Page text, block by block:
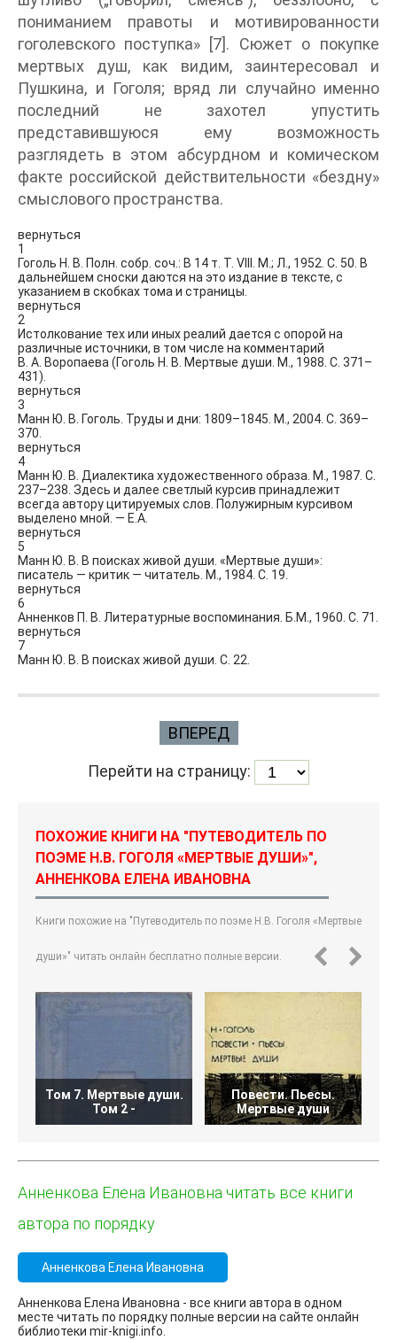
пониманием правоты и мотивированности
гоголевского поступка» [7]. Сюжет о покупке
мертвых душ, как видим, заинтересовал и
Пушкина, и Гоголя; вряд ли случайно именно
последний не захотел упустить
представившуюся ему возможность
разглядеть в этом абсурдном и комическом
факте российской действительности «бездну»
смыслового пространства.
вернуться
1
Гоголь Н. В. Полн. собр. соч.: В 14 т. Т. VIII. М.; Л., 1952. С. 50. В
дальнейшем сноски даются на это издание в тексте, с
указанием в скобках тома и страницы.
вернуться
2
Истолкование тех или иных реалий дается с опорой на
различные источники, в том числе на комментарий
В. А. Воропаева (Гоголь Н. В. Мертвые души. М., 1988. С. 371–
431).
вернуться
3
Манн Ю. В. Гоголь. Труды и дни: 1809–1845. М., 2004. С. 369–
370.
вернуться
4
Манн Ю. В. Диалектика художественного образа. М., 1987. С.
237–238. Здесь и далее светлый курсив принадлежит
всегда автору цитируемых слов. Полужирным курсивом
выделено мной. — Е.А.
вернуться
5
Манн Ю. В. В поисках живой души. «Мертвые души»:
писатель — критик — читатель. М., 1984. С. 19.
вернуться
6
Анненков П. В. Литературные воспоминания. Б.М., 1960. С. 71.
вернуться
7
Манн Ю. В. В поисках живой души. С. 22.
ВПЕРЕД
Перейти на страницу:
ПОХОЖИЕ КНИГИ НА "ПУТЕВОДИТЕЛЬ ПО
ПОЭМЕ Н.В. ГОГОЛЯ «МЕРТВЫЕ ДУШИ»",
АННЕНКОВА ЕЛЕНА ИВАНОВНА
Книги похожие на "Путеводитель по поэме Н.В. Гоголя «Мертвые
души»" читать онлайн бесплатно полные версии.
Том 7. Мертвые души.
Том 2 -
Повести. Пьесы.
Мертвые души
Анненкова Елена Ивановна читать все книги
автора по порядку
Анненкова Елена Ивановна
Анненкова Елена Ивановна - все книги автора в одном
месте читать по порядку полные версии на сайте онлайн
библиотеки mir-knigi.info.